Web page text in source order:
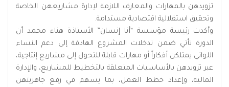
تزويدهن بالمهارات والمعارف اللازمة لإدارة مشاريعهن الخاصة
وتحقيق استقلالية اقتصادية مستدامة.
وأكدت رئيسة مؤسسة “أنا إنسان” الأستاذة هناء محمد أن
الدورة تأتي ضمن تدخلات المشروع الهادفة إلى دعم النساء
اللواتي يمتلكن أفكاراً أو مهارات قابلة للتحول إلى مشاريع إنتاجية،
عبر تزويدهن بالأساسيات المتعلقة بالتخطيط للمشاريع، والإدارة
المالية، وإعداد خطط العمل، بما يسهم في رفع جاهزيتهن